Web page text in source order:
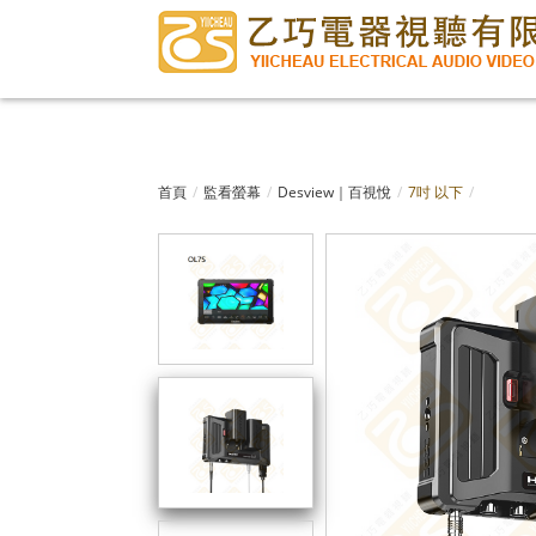
首頁 監看螢幕 Desview｜百視悅 7吋 以下